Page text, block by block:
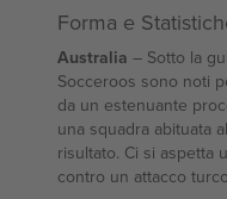
Forma e
Australia – Sotto la
Socceroos sono noti
da un estenuante
una squadra abituata
risultato. Ci si aspetta
contro un attacco